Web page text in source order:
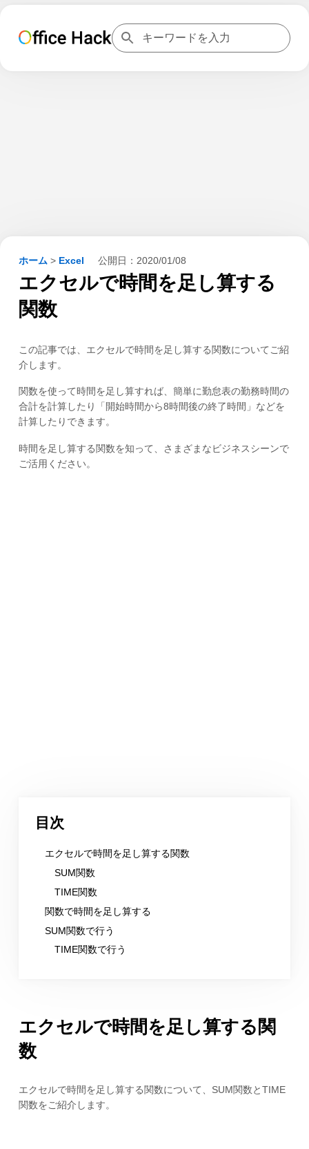
ホーム > Excel 公開日： 2020/01/08
エクセルで時間を足し算する
関数
この記事では、エクセルで時間を足し算する関数についてご紹
介します。
関数を使って時間を足し算すれば、簡単に勤怠表の勤務時間の
合計を計算したり「開始時間から8時間後の終了時間」などを
計算したりできます。
時間を足し算する関数を知って、さまざまなビジネスシーンで
ご活用ください。
目次
エクセルで時間を足し算する関数
SUM関数
TIME関数
関数で時間を足し算する
SUM関数で行う
TIME関数で行う
エクセルで時間を足し算する関
数
エクセルで時間を足し算する関数について、SUM関数とTIME
関数をご紹介します。